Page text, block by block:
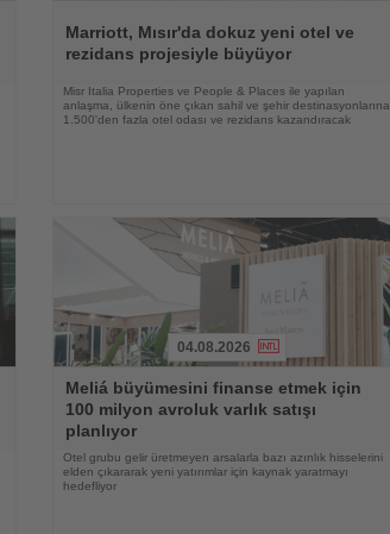
Oku
Marriott, Mısır'da dokuz yeni otel ve
rezidans projesiyle büyüyor
Misr Italia Properties ve People & Places ile yapılan
anlaşma, ülkenin öne çıkan sahil ve şehir destinasyonlarına
1.500'den fazla otel odası ve rezidans kazandıracak
Oku
04.08.2026
Meliá büyümesini finanse etmek için
100 milyon avroluk varlık satışı
planlıyor
Otel grubu gelir üretmeyen arsalarla bazı azınlık hisselerini
elden çıkararak yeni yatırımlar için kaynak yaratmayı
hedefliyor